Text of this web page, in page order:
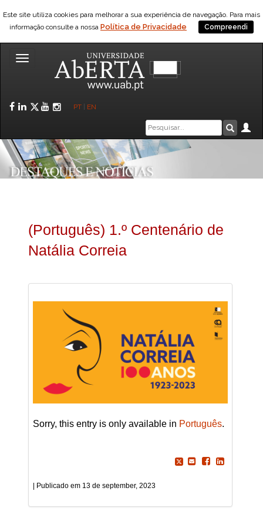
Este site utiliza cookies para melhorar a sua experiência de navegação. Para mais
informação consulte a nossa Política de Privacidade Compreendi
Toggle
Facebook
LinkedIn
Twitter
YouTube
Instagram
PT EN
Caixa
de
pesquisa
(Português) 1.º Centenário de
Natália Correia
Sorry, this entry is only available in Português.
13 de september, 2023